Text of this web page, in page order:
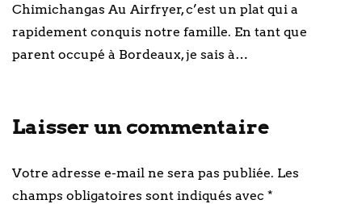
Chimichangas Au Airfryer, c’est un plat qui a
rapidement conquis notre famille. En tant que
parent occupé à Bordeaux, je sais à…
Laisser un commentaire
Votre adresse e-mail ne sera pas publiée. Les
champs obligatoires sont indiqués avec *